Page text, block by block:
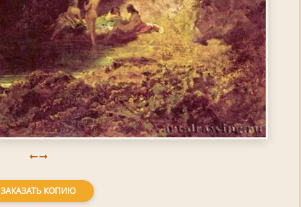
ЗАКАЗАТЬ КОПИЮ